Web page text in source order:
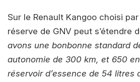
Sur le Renault Kangoo choisi
réserve de GNV peut s’étendre
avons une bonbonne standard
autonomie de 300 km, et 650
réservoir d’essence de 54 litres